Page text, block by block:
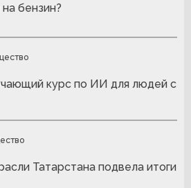
бензин?
курс по ИИ для людей с
Татарстана подвела итоги